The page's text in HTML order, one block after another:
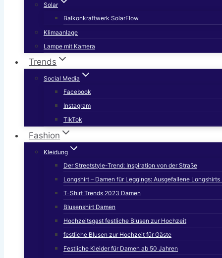
Solar
Balkonkraftwerk SolarFlow
Klimaanlage
Lampe mit Kamera
Trends
Social Media
Facebook
Instagram
TikTok
Fashion
Kleidung
Der Streetstyle-Trend: Inspiration von der Straße
Longshirt – Damen für Leggings: Ausgefallene
T-Shirt Trends 2023 Damen
Blusenshirt Damen
Hochzeitsgast festliche Blusen zur Hochzeit
festliche Blusen zur Hochzeit für Gäste
Festliche Kleider für Damen ab 50 Jahren